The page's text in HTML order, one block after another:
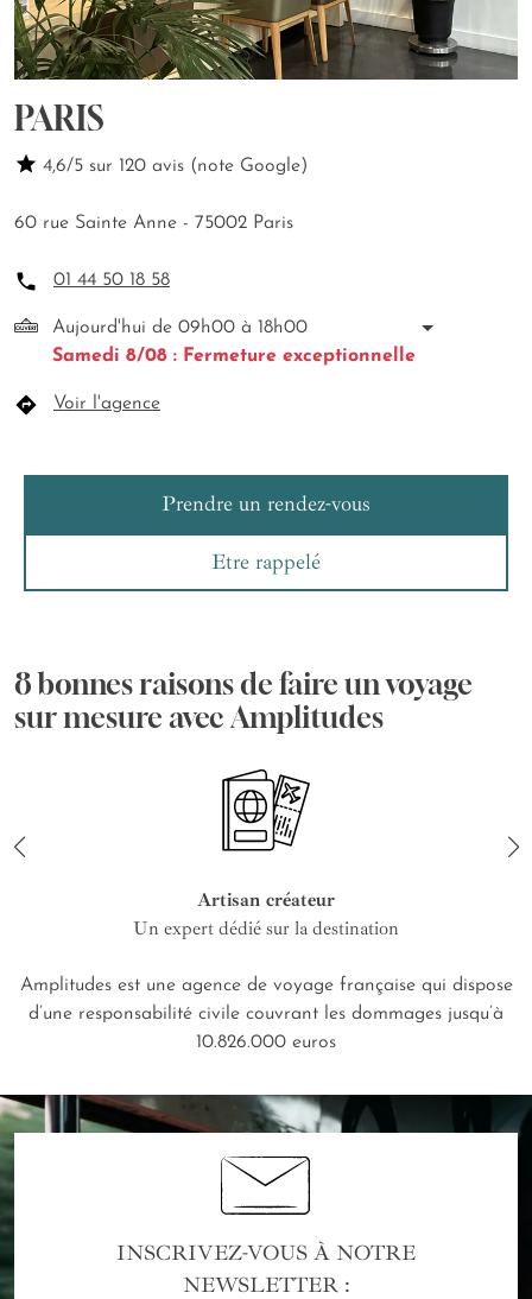
PARIS
4,6/5 sur 120 avis (note Google)
60 rue Sainte Anne - 75002 Paris
01 44 50 18 58
Aujourd'hui de 09h00 à 18h00
Samedi 8/08 : Fermeture exceptionnelle
Voir l'agence
Prendre un rendez-vous
Etre rappelé
8 bonnes raisons de faire un voyage
sur mesure avec Amplitudes
Artisan créateur
Un expert dédié sur la destination
Amplitudes est une agence de voyage française qui dispose
d’une responsabilité civile couvrant les dommages jusqu’à
10.826.000 euros
INSCRIVEZ-VOUS À NOTRE
NEWSLETTER :